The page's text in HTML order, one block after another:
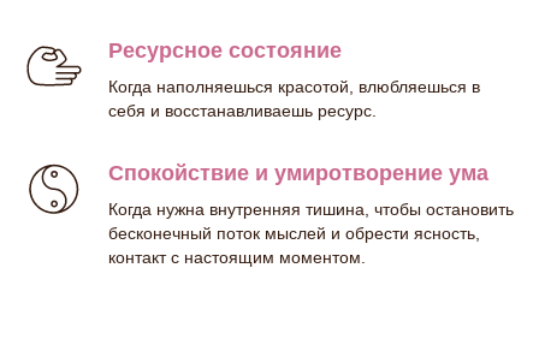
Ресурсное состояние
Когда наполняешься красотой, влюбляешься в
себя и восстанавливаешь ресурс.
Спокойствие и умиротворение ума
Когда нужна внутренняя тишина, чтобы остановить
бесконечный поток мыслей и обрести ясность,
контакт с настоящим моментом.